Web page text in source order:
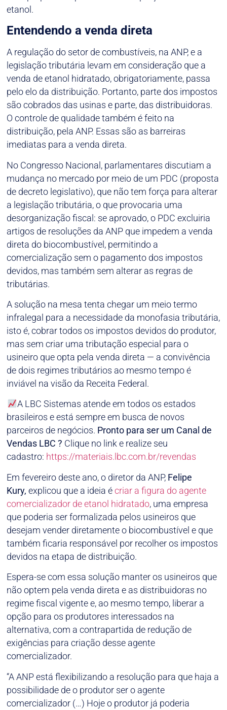
etanol.
Entendendo a venda direta
A regulação do setor de combustíveis, na ANP, e a
legislação tributária levam em consideração que a
venda de etanol hidratado, obrigatoriamente, passa
pelo elo da distribuição. Portanto, parte dos impostos
são cobrados das usinas e parte, das distribuidoras.
O controle de qualidade também é feito na
distribuição, pela ANP. Essas são as barreiras
imediatas para a venda direta.
No Congresso Nacional, parlamentares discutiam a
mudança no mercado por meio de um PDC (proposta
de decreto legislativo), que não tem força para alterar
a legislação tributária, o que provocaria uma
desorganização fiscal: se aprovado, o PDC excluiria
artigos de resoluções da ANP que impedem a venda
direta do biocombustível, permitindo a
comercialização sem o pagamento dos impostos
devidos, mas também sem alterar as regras de
tributárias.
A solução na mesa tenta chegar um meio termo
infralegal para a necessidade da monofasia tributária,
isto é, cobrar todos os impostos devidos do produtor,
mas sem criar uma tributação especial para o
usineiro que opta pela venda direta — a convivência
de dois regimes tributários ao mesmo tempo é
inviável na visão da Receita Federal.
A LBC Sistemas atende em todos os estados
brasileiros e está sempre em busca de novos
parceiros de negócios. Pronto para ser um Canal de
Vendas LBC ? Clique no link e realize seu
cadastro: https://materiais.lbc.com.br/revendas
Em fevereiro deste ano, o diretor da ANP, Felipe
Kury, explicou que a ideia écriar a figura do agente
comercializador de etanol hidratado, uma empresa
que poderia ser formalizada pelos usineiros que
desejam vender diretamente o biocombustível e que
também ficaria responsável por recolher os impostos
devidos na etapa de distribuição.
Espera-se com essa solução manter os usineiros que
não optem pela venda direta e as distribuidoras no
regime fiscal vigente e, ao mesmo tempo, liberar a
opção para os produtores interessados na
alternativa, com a contrapartida de redução de
exigências para criação desse agente
comercializador.
“A ANP está flexibilizando a resolução para que haja a
possibilidade de o produtor ser o agente
comercializador (…) Hoje o produtor já poderia